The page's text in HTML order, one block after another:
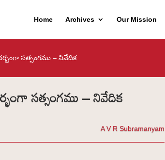
Home Archives Our Mission
సత్సంగము – నివేదిక
సత్సంగము – నివేదిక
A V R Subramanyam